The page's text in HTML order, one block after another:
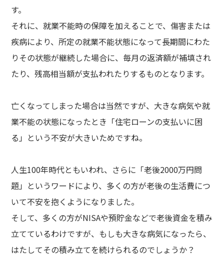
す。
それに、就業不能時の保障を加えることで、傷害または
疾病により、所定の就業不能状態になって長期間にわた
りその状態が継続した場合に、毎月の返済額が補填され
たり、残高相当額が支払われたりするものとなります。
亡くなってしまった場合は当然ですが、大きな病気や就
業不能の状態になったとき「住宅ローンの支払いに困
る」という不安が大きいためですね。
人生100年時代ともいわれ、さらに「老後2000万円問
題」というワードにより、多くの方が老後の生活費につ
いて不安を抱くようになりました。
そして、多くの方がNISAや預貯金などで老後資金を積み
立てているわけですが、もしも大きな病気になったら、
はたしてその積み立てを続けられるのでしょうか？